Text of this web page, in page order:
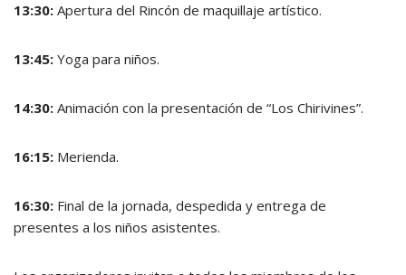
13:30: Apertura del Rincón de maquillaje artístico.
13:45: Yoga para niños.
14:30: Animación con la presentación de “Los Chirivines”.
16:15: Merienda.
16:30: Final de la jornada, despedida y entrega de
presentes a los niños asistentes.